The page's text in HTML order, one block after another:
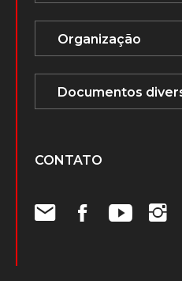
CONTATO